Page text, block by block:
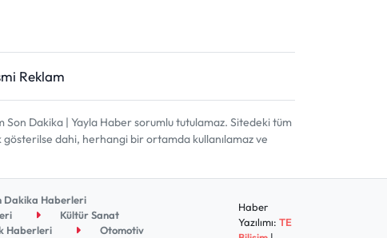
Reklam
Dakika | Yayla Haber sorumlu tutulamaz. Sitedeki tüm
gösterilse dahi, herhangi bir ortamda kullanılamaz ve
Dakika Haberleri
Kültür Sanat
Haberleri Otomotiv
Haber
Yazılımı:TE